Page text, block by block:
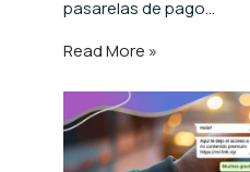
pasarelas de pago…
Read More »